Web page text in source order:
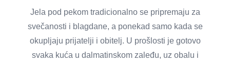
Jela pod pekom tradicionalno se pripremaju za
svečanosti i blagdane, a ponekad samo kada se
okupljaju prijatelji i obitelj. U prošlosti je gotovo
svaka kuća u dalmatinskom zaleđu, uz obalu i